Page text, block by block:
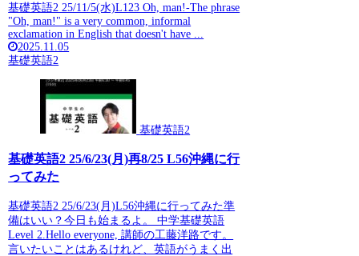
基礎英語2 25/11/5(水)L123 Oh, man!-The phrase
"Oh, man!" is a very common, informal
exclamation in English that doesn't have ...
2025.11.05
基礎英語2
基礎英語2
基礎英語2 25/6/23(月)再8/25 L56沖縄に行
ってみた
基礎英語2 25/6/23(月)L56沖縄に行ってみた準
備はいい？今日も始まるよ。 中学基礎英語
Level 2.Hello everyone, 講師の工藤洋路です。
言いたいことはあるけれど、英語がうまく出